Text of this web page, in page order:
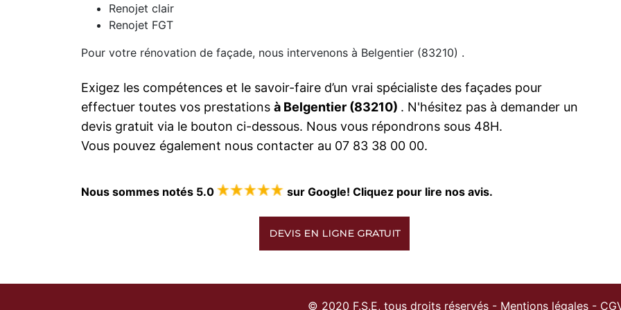
Renojet clair
Renojet FGT
Pour votre rénovation de façade, nous intervenons à Belgentier (83210) .
Exigez les compétences et le savoir-faire d’un vrai spécialiste des façades pour
effectuer toutes vos prestations à Belgentier (83210) . N'hésitez pas à demander un
devis gratuit via le bouton ci-dessous. Nous vous répondrons sous 48H.
Vous pouvez également nous contacter au 07 83 38 00 00.
Nous sommes notés 5.0 sur Google! Cliquez pour lire nos avis.
DEVIS EN LIGNE GRATUIT
© 2020 F.S.E, tous droits réservés - Mentions légales-